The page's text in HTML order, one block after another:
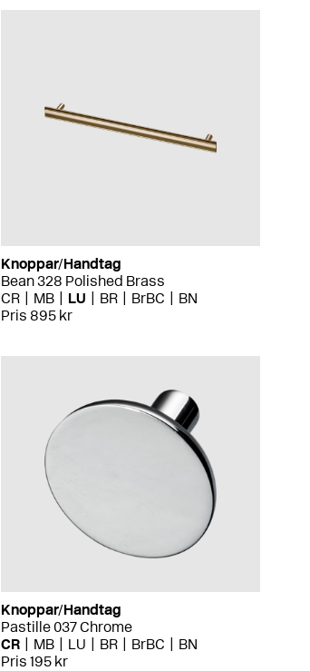
Knoppar/Handtag
Bean 328 Polished Brass
CR
MB LU BR BrBC
BN
Pris 895 kr
Knoppar/Handtag
Pastille 037 Chrome
CR
MB LU BR BrBC
BN
Pris 195 kr